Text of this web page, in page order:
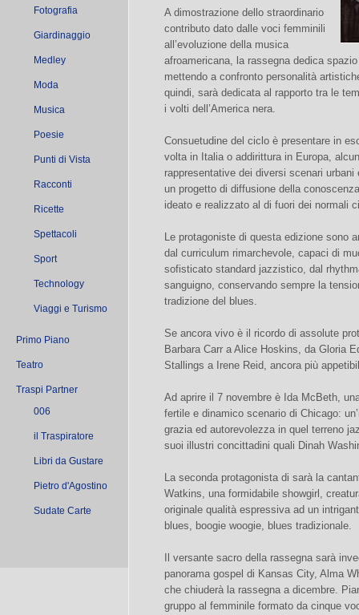
Fotografia
Giardinaggio
Medley
Moda
Musica
Poesie
Punti di Vista
Racconti
Ricette
Spettacoli
Sport
Technology
Viaggi e Turismo
Primo Piano
Teatro
Traspi Partner
006
il Traspiratore
Libri da Gustare
Pietro d'Agostino
Sudate Carte
A dimostrazione dello straordinario
contributo dato dalle voci femminili
all’evoluzione della musica
afroamericana, la rassegna dedica
mettendo a confronto personalità
quindi, sarà dedicata al rapporto tra le
i volti dell’America nera.
Consuetudine del ciclo è presentare in
volta in Italia o addirittura in Europa,
rappresentative dei diversi scenari
un progetto di diffusione della
ideato e realizzato al di fuori dei normali
Le protagoniste di questa edizione sono
dal curriculum rimarchevole, capaci di
sofisticato standard jazzistico, dal
sanguigno, conservando sempre la
tradizione del blues.
Se ancora vivo è il ricordo di assolute
Barbara Carr a Alice Hoskins, da Gloria
Stallings a Irene Reid, ancora più
Ad aprire il 7 novembre è Ida McBeth,
fertile e dinamico scenario di Chicago:
grazia ed autorevolezza in quel terreno
suoi illustri concittadini quali Dinah
La seconda protagonista di sarà la
Watkins, una formidabile showgirl,
originale qualità espressiva ad un
blues, boogie woogie, blues tradizionale.
Il versante sacro della rassegna sarà
panorama gospel di Kansas City, Alma
che chiuderà la rassegna a dicembre.
gruppo al femminile formato da cinque